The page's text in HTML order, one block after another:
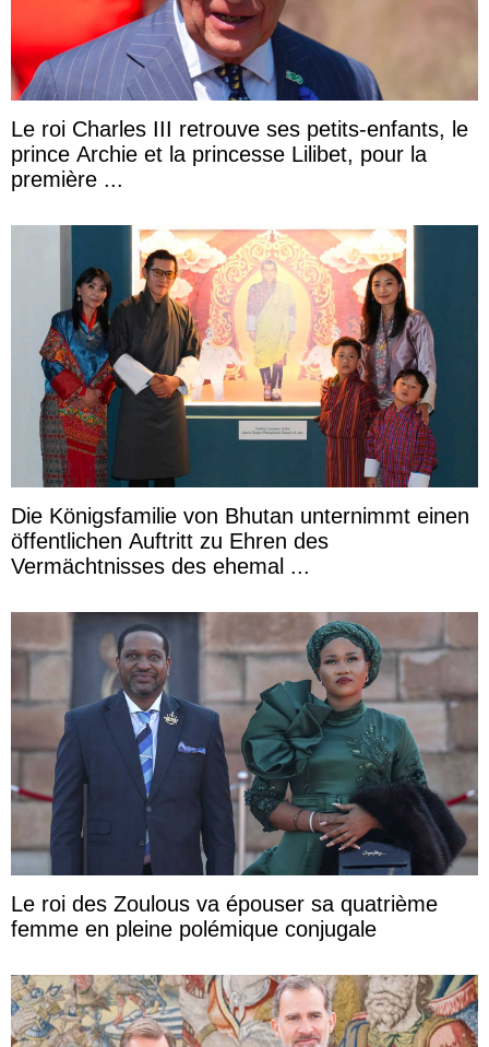
Le roi Charles III retrouve ses petits-enfants, le
prince Archie et la princesse Lilibet, pour la
première ...
Die Königsfamilie von Bhutan unternimmt einen
öffentlichen Auftritt zu Ehren des
Vermächtnisses des ehemal ...
Le roi des Zoulous va épouser sa quatrième
femme en pleine polémique conjugale